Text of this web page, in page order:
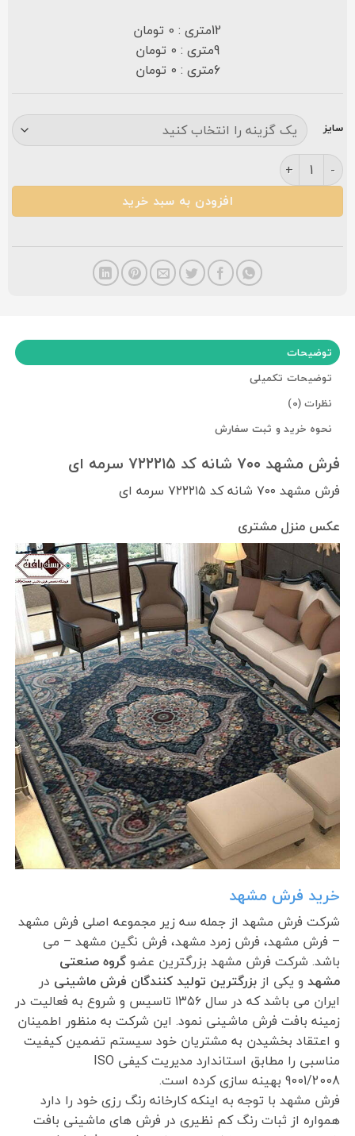
12متری : 0 تومان
9متری : 0 تومان
6متری : 0 تومان
سایز
فرش مشهد ۷۰۰ شانه کد ۷۲۲۲۱۵ سرمه ای عدد
افزودن به سبد خرید
توضیحات
توضیحات تکمیلی
نظرات (0)
نحوه خرید و ثبت سفارش
فرش مشهد ۷۰۰ شانه کد ۷۲۲۲۱۵ سرمه ای
فرش مشهد ۷۰۰ شانه کد ۷۲۲۲۱۵ سرمه ای
عکس منزل مشتری
خرید فرش مشهد
شرکت فرش مشهد از جمله سه زیر مجموعه اصلی فرش مشهد
– فرش مشهد، فرش زمرد مشهد، فرش نگین مشهد – می
باشد. شرکت فرش مشهد بزرگترین عضوگروه صنعتی
مشهدو یکی از بزرگترین تولید کنندگان فرش ماشینی در
ایران می باشد که در سال ۱۳۵۶ تاسیس و شروع به فعالیت در
زمینه بافت فرش ماشینی نمود. این شرکت به منظور اطمینان
و اعتقاد بخشیدن به مشتریان خود سیستم تضمین کیفیت
مناسبی را مطابق استاندارد مدیریت کیفی ISO
9001/2008 بهینه سازی کرده است.
فرش مشهد با توجه به اینکه کارخانه رنگ رزی خود را دارد
همواره از ثبات رنگ کم نظیری در فرش های ماشینی بافت